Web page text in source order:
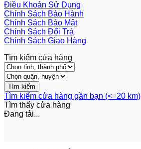
Điều Khoản Sử Dụng
Chính Sách Bảo Hành
Chính Sách Bảo Mật
Chính Sách Đổi Trả
Chính Sách Giao Hàng
Tìm kiếm cửa hàng
Tìm kiếm cửa hàng gần bạn (<=20 km)
Tìm thấy cửa hàng
Đang tải...